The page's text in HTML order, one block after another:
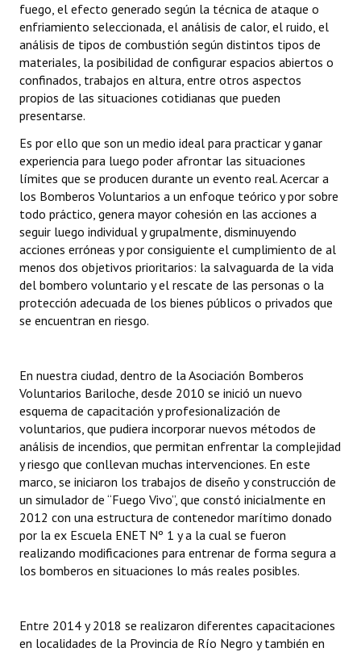
Noticias Destacadas
Registros y Distinciones
Datos Históricos
Premio al Mérito - Registro
Audiencias Públicas - Registro
Mujeres que Dejaron Huellas - Registro
Periodistas Decanos - Registro
Ciudadano Ilustre - Registro
Banca del Vecino - Registro
Huéspedes de Honor - Registro
Reconocimientos - Registro
Bariloche, Municipio intercultural
Entrega de distinciones
REFORMA DE LA CARTA ORGÁNICA
fuego, el efecto generado según la técnica de ataque o
enfriamiento seleccionada, el análisis de calor, el ruido, el
análisis de tipos de combustión según distintos tipos de
materiales, la posibilidad de configurar espacios abiertos o
confinados, trabajos en altura, entre otros aspectos
propios de las situaciones cotidianas que pueden
presentarse.
Es por ello que son un medio ideal para practicar y ganar
experiencia para luego poder afrontar las situaciones
límites que se producen durante un evento real. Acercar a
los Bomberos Voluntarios a un enfoque teórico y por sobre
todo práctico, genera mayor cohesión en las acciones a
seguir luego individual y grupalmente, disminuyendo
acciones erróneas y por consiguiente el cumplimiento de al
menos dos objetivos prioritarios: la salvaguarda de la vida
del bombero voluntario y el rescate de las personas o la
protección adecuada de los bienes públicos o privados que
se encuentran en riesgo.
En nuestra ciudad, dentro de la Asociación Bomberos
Voluntarios Bariloche, desde 2010 se inició un nuevo
esquema de capacitación y profesionalización de
voluntarios, que pudiera incorporar nuevos métodos de
análisis de incendios, que permitan enfrentar la complejidad
y riesgo que conllevan muchas intervenciones. En este
marco, se iniciaron los trabajos de diseño y construcción de
un simulador de “Fuego Vivo”, que constó inicialmente en
2012 con una estructura de contenedor marítimo donado
por la ex Escuela ENET Nº 1 y a la cual se fueron
realizando modificaciones para entrenar de forma segura a
los bomberos en situaciones lo más reales posibles.
Entre 2014 y 2018 se realizaron diferentes capacitaciones
en localidades de la Provincia de Río Negro y también en